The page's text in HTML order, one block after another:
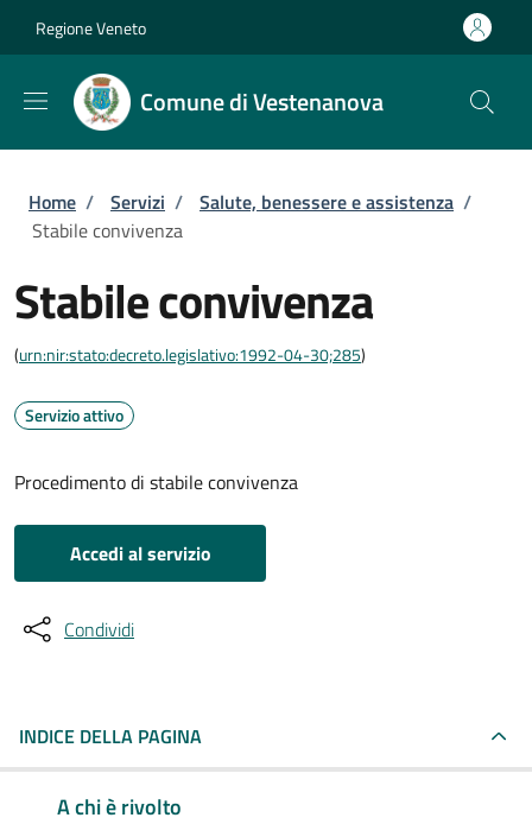
Regione Veneto
Comune di Vestenanova
Briciole di pane
Home / Servizi / Salute, benessere e assistenza /
Stabile convivenza
Stabile convivenza
(urn:nir:stato:decreto.legislativo:1992-04-30;285)
Servizio attivo
Procedimento di stabile convivenza
Accedi al servizio
Condividi
INDICE DELLA PAGINA
A chi è rivolto